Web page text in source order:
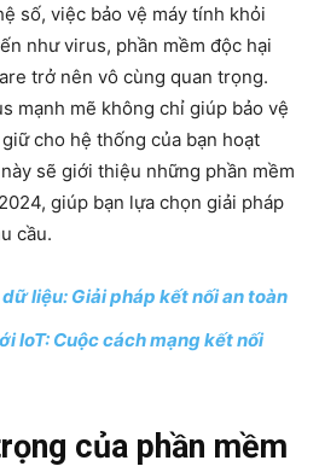
số, việc bảo vệ máy tính khỏi
như virus, phần mềm độc hại
trở nên vô cùng quan trọng.
mạnh mẽ không chỉ giúp bảo vệ
cho hệ thống của bạn hoạt
sẽ giới thiệu những phần mềm
giúp bạn lựa chọn giải pháp
cầu.
liệu: Giải pháp kết nối an toàn
IoT: Cuộc cách mạng kết nối
của phần mềm